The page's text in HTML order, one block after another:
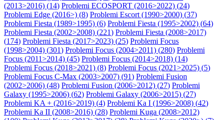
(2013>2016) (14) Problemi ECOSPORT (2016>2022) (24)
Problemi Edge (2016>) (8) Problemi Escort (1990>2000) (37)
Problemi Fiesta (1989>1995) (6) Problemi Fiesta (1995>2002) (64)
Problemi Fiesta (2002>2008) (221) Problemi Fiesta (2008>2017)
(174) Problemi Fiesta (2017>2023) (25) Problemi Focus
(1998>2004) (301) Problemi Focus (2004>2011) (280) Problemi
Focus (2011>2014) (45) Problemi Focus (2014>2018) (14)
Problemi Focus (2018>2021) (8) Problemi Focus (2021>2025) (5)
Problemi Focus C-Max (2003>2007) (91) Problemi Fusion
(2002>2006) (48) Problemi Fusion (2006>2012) (27) Problemi
Galaxy (1995>2006) (62) Problemi Galaxy (2006>2015) (27)
Problemi KA + (2016>2019) (4) Problemi Ka I (1996>2008) (42)
Problemi Ka II (2008>2016) (28) Problemi Kuga (2008>2012)